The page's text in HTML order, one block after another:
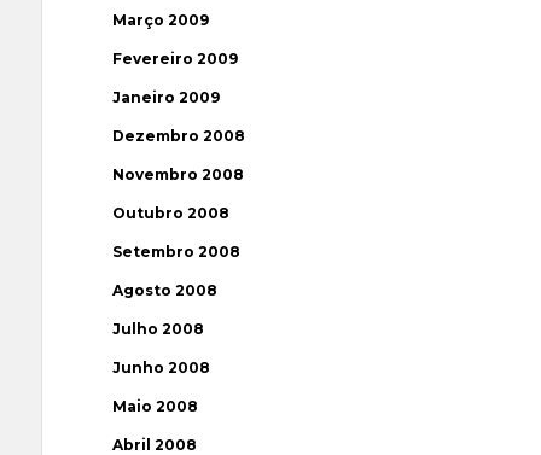
Março 2009
Fevereiro 2009
Janeiro 2009
Dezembro 2008
Novembro 2008
Outubro 2008
Setembro 2008
Agosto 2008
Julho 2008
Junho 2008
Maio 2008
Abril 2008